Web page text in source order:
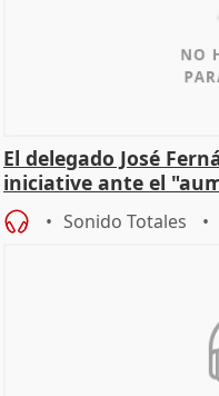
El delegado José
iniciative ante el
hogar en Madri
Sonido Totales